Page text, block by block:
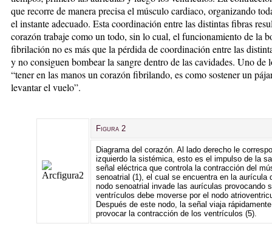
que recorre de manera precisa el músculo cardiaco, organizando
el instante adecuado. Esta coordinación entre las distintas fibras
corazón trabaje como un todo, sin lo cual, el funcionamiento de la
fibrilación no es más que la pérdida de coordinación entre las
y no consiguen bombear la sangre dentro de las cavidades. Uno de
“tener en las manos un corazón fibrilando, es como sostener un
levantar el vuelo”.
Figura 2
Diagrama del corazón. Al lado derecho le
izquierdo la sistémica, esto es el impulso de la
señal eléctrica que controla la contracción del
senoatrial (1), el cual se encuentra en la aurícula
nodo senoatrial invade las aurículas provocando
ventrículos debe moverse por el nodo
Después de este nodo, la señal viaja
provocar la contracción de los ventrículos (5).